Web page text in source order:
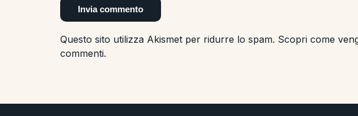
Questo sito utilizza Akismet per ridurre lo spam. Scopri come
commenti.